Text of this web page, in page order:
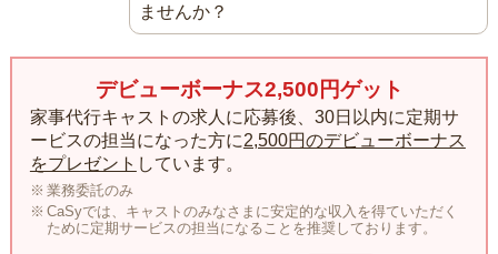
ませんか？
デビューボーナス2,500円ゲット
家事代行キャストの求人に応募後、30日以内に定期サ
ービスの担当になった方に2,500円のデビューボーナス
をプレゼント しています。
業務委託のみ
CaSyでは、キャストのみなさまに安定的な収入を得ていただく
ために定期サービスの担当になることを推奨しております。